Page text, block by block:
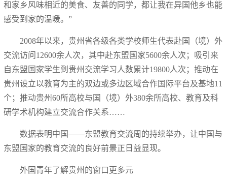
和家乡风味相近的美食、友善的同学，都让我在异国他乡也能
感受到家的温暖。”
2008年以来，贵州省各级各类学校师生代表赴国（境）外
交流访问12600余人次，其中赴东盟国家5600余人次；吸引来
自东盟国家学生到贵州交流学习人数累计19800人次；推动在
贵州设立以教育为主的双边或多边区域合作国际平台及基地11
个；推动贵州60所高校与国（境）外380余所高校、教育及科
研学术机构建立交流合作关系……
数据表明中国——东盟教育交流周的持续举办，让中国与
东盟国家的教育交流的良好前景正日益显现。
外国青年了解贵州的窗口更多元